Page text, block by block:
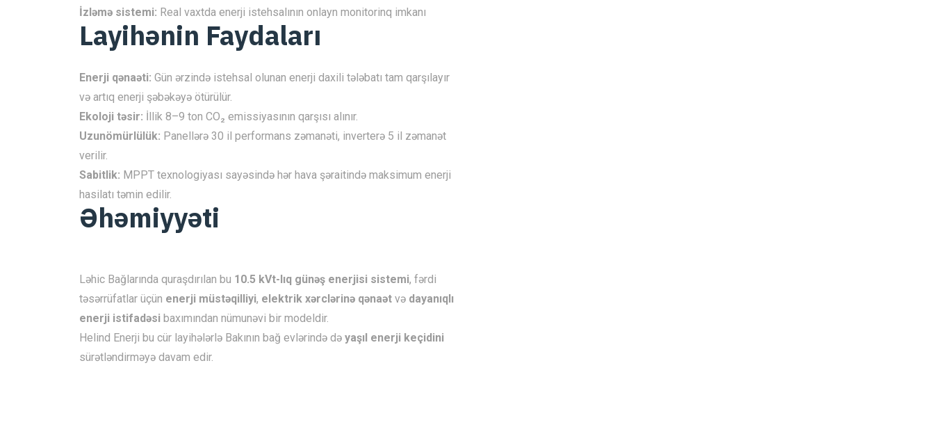
İzləmə sistemi: Real vaxtda enerji istehsalının onlayn monitorinq imkanı
Layihənin Faydaları
Enerji qənaəti: Gün ərzində istehsal olunan enerji daxili tələbatı tam qarşılayır
və artıq enerji şəbəkəyə ötürülür.
Ekoloji təsir: İllik 8–9 ton CO₂ emissiyasının qarşısı alınır.
Uzunömürlülük: Panellərə 30 il performans zəmanəti, inverterə 5 il zəmanət
verilir.
Sabitlik: MPPT texnologiyası sayəsində hər hava şəraitində maksimum enerji
hasilatı təmin edilir.
Əhəmiyyəti
Ləhic Bağlarında quraşdırılan bu 10.5 kVt-lıq günəş enerjisi sistemi, fərdi
təsərrüfatlar üçün enerji müstəqilliyi, elektrik xərclərinə qənaət və dayanıqlı
enerji istifadəsi baxımından nümunəvi bir modeldir.
Helind Enerji bu cür layihələrlə Bakının bağ evlərində də yaşıl enerji keçidini
sürətləndirməyə davam edir.